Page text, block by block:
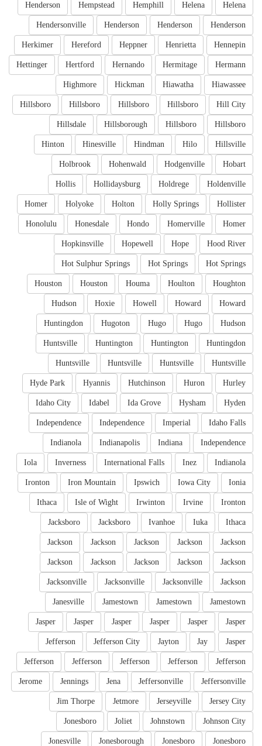
Helena
Helena
Hemphill
Hempstead
Henderson
Henderson
Henderson
Henderson
Hendersonville
Hennepin
Henrietta
Heppner
Hereford
Herkimer
Hermann
Hermitage
Hernando
Hertford
Hettinger
Hiawassee
Hiawatha
Hickman
Highmore
Hill City
Hillsboro
Hillsboro
Hillsboro
Hillsboro
Hillsboro
Hillsboro
Hillsborough
Hillsdale
Hillsville
Hilo
Hindman
Hinesville
Hinton
Hobart
Hodgenville
Hohenwald
Holbrook
Holdenville
Holdrege
Hollidaysburg
Hollis
Hollister
Holly Springs
Holton
Holyoke
Homer
Homer
Homerville
Hondo
Honesdale
Honolulu
Hood River
Hope
Hopewell
Hopkinsville
Hot Springs
Hot Springs
Hot Sulphur Springs
Houghton
Houlton
Houma
Houston
Houston
Howard
Howard
Howell
Hoxie
Hudson
Hudson
Hugo
Hugo
Hugoton
Huntingdon
Huntingdon
Huntington
Huntington
Huntsville
Huntsville
Huntsville
Huntsville
Huntsville
Hurley
Huron
Hutchinson
Hyannis
Hyde Park
Hyden
Hysham
Ida Grove
Idabel
Idaho City
Idaho Falls
Imperial
Independence
Independence
Independence
Indiana
Indianapolis
Indianola
Indianola
Inez
International Falls
Inverness
Iola
Ionia
Iowa City
Ipswich
Iron Mountain
Ironton
Ironton
Irvine
Irwinton
Isle of Wight
Ithaca
Ithaca
Iuka
Ivanhoe
Jacksboro
Jacksboro
Jackson
Jackson
Jackson
Jackson
Jackson
Jackson
Jackson
Jackson
Jackson
Jackson
Jackson
Jacksonville
Jacksonville
Jacksonville
Jamestown
Jamestown
Jamestown
Janesville
Jasper
Jasper
Jasper
Jasper
Jasper
Jasper
Jasper
Jay
Jayton
Jefferson City
Jefferson
Jefferson
Jefferson
Jefferson
Jefferson
Jefferson
Jeffersonville
Jeffersonville
Jena
Jennings
Jerome
Jersey City
Jerseyville
Jetmore
Jim Thorpe
Johnson City
Johnstown
Joliet
Jonesboro
Jonesboro
Jonesboro
Jonesborough
Jonesville